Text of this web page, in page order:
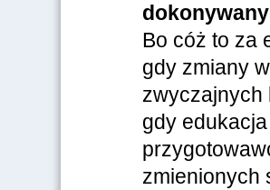
Bo cóż to za
gdy zmiany
zwyczajnych
gdy
zmienionych